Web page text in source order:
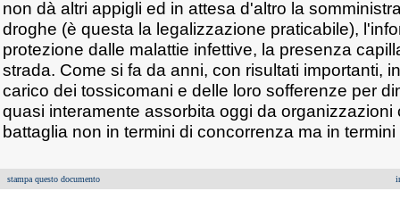
non dà altri appigli ed in attesa d'altro la
droghe (è questa la legalizzazione praticabile),
protezione dalle malattie infettive, la presenza
strada. Come si fa da anni, con risultati importanti,
carico dei tossicomani e delle loro sofferenze per
quasi interamente assorbita oggi da organizzazioni
battaglia non in termini di concorrenza ma in
stampa questo documento